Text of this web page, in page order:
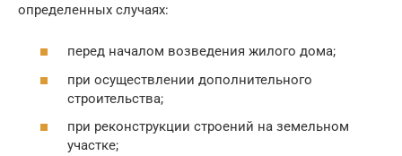
определенных случаях:
перед началом возведения жилого дома;
при осуществлении дополнительного
строительства;
при реконструкции строений на земельном
участке;